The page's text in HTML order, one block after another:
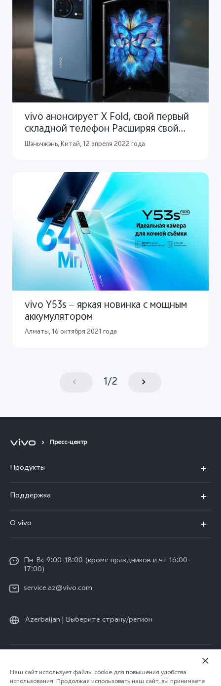
vivo анонсирует X Fold, свой первый
складной телефон Расширяя свой
модельный ряд, компания vivo также
представила 7-дюймовый экран X
планшет vivo Pad.
Шэньчжэнь, Китай, 12 апреля 2022 года
vivo Y53s — яркая новинка с мощным
аккумулятором
Алматы, 16 октября 2021 года
1/2
Пресс-центр
Продукты
V30e 5G
V29 5G
Y100 4G
Y27s
Поддержка
Funtouch OS
Сервисные центры
IMEI аутентификация
Обновление системы
Запрос хода ремонта
О vivo
Пресс-центр
Юридическая информация
Стабильность
Центр конфиденциальности vivo
Пн-Вс 9:00-18:00 (кроме праздников и чт 16:00-
17:00)
service.az@vivo.com
Azerbaijan | Выберите страну/регион
Политика конфиденциальности |
Наш сайт использует файлы cookie для повышения удобства
использования. Продолжая использовать наш сайт, вы принимаете